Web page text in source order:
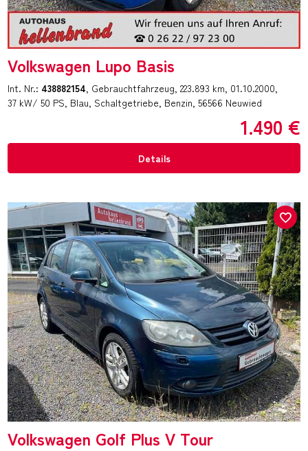
Volkswagen Lupo Basis
Int. Nr.: 438882154 Gebrauchtfahrzeug 223.893 km 01.10.2000
37 kW/ 50 PS Blau Schaltgetriebe Benzin 56566 Neuwied
1.490 €
Details
Volkswagen Golf Plus V Tour